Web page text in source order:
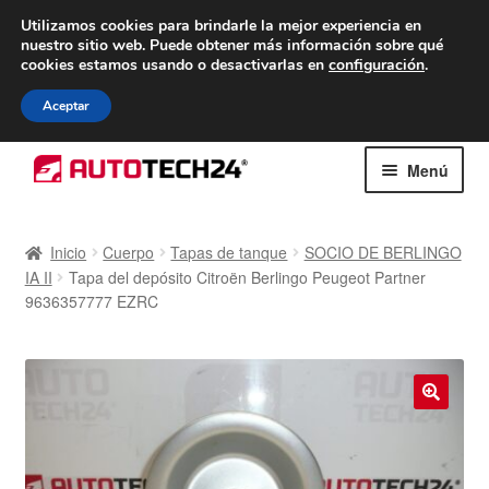
ENTREGA desde 7 EUR
De lunes a viernes de 9 a. m. a 4 p. m.
navegación
al
Menú
Caja registradora
Envío al mundo entero
Inicio Cuerpo Tapas de tanque
SOCIO DE BERLINGO
IA II
Tapa del depósito Citroën Berlingo Peugeot Partner
9636357777 EZRC
Utilizamos cookies para brindarle la mejor experiencia en
nuestro sitio web. Puede obtener más información sobre qué
cookies estamos usando o desactivarlas en configuración.
Aceptar